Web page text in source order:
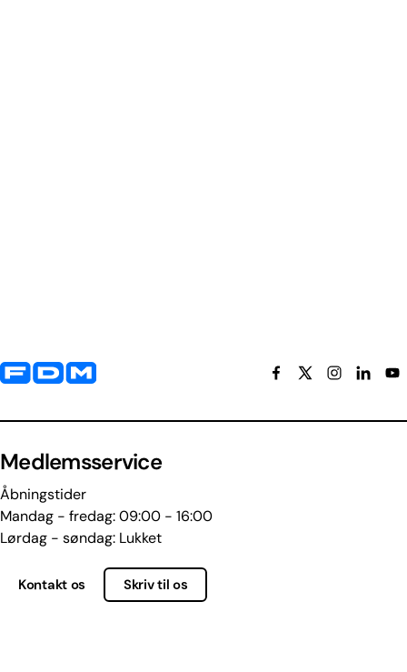
Yderligere information og kontaktoplysninger
Medlemsservice
Åbningstider
Mandag - fredag: 09:00 - 16:00
Lørdag - søndag: Lukket
Kontakt os Skriv til os